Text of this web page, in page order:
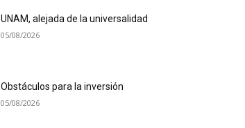
UNAM, alejada de la universalidad
05/08/2026
Obstáculos para la inversión
05/08/2026